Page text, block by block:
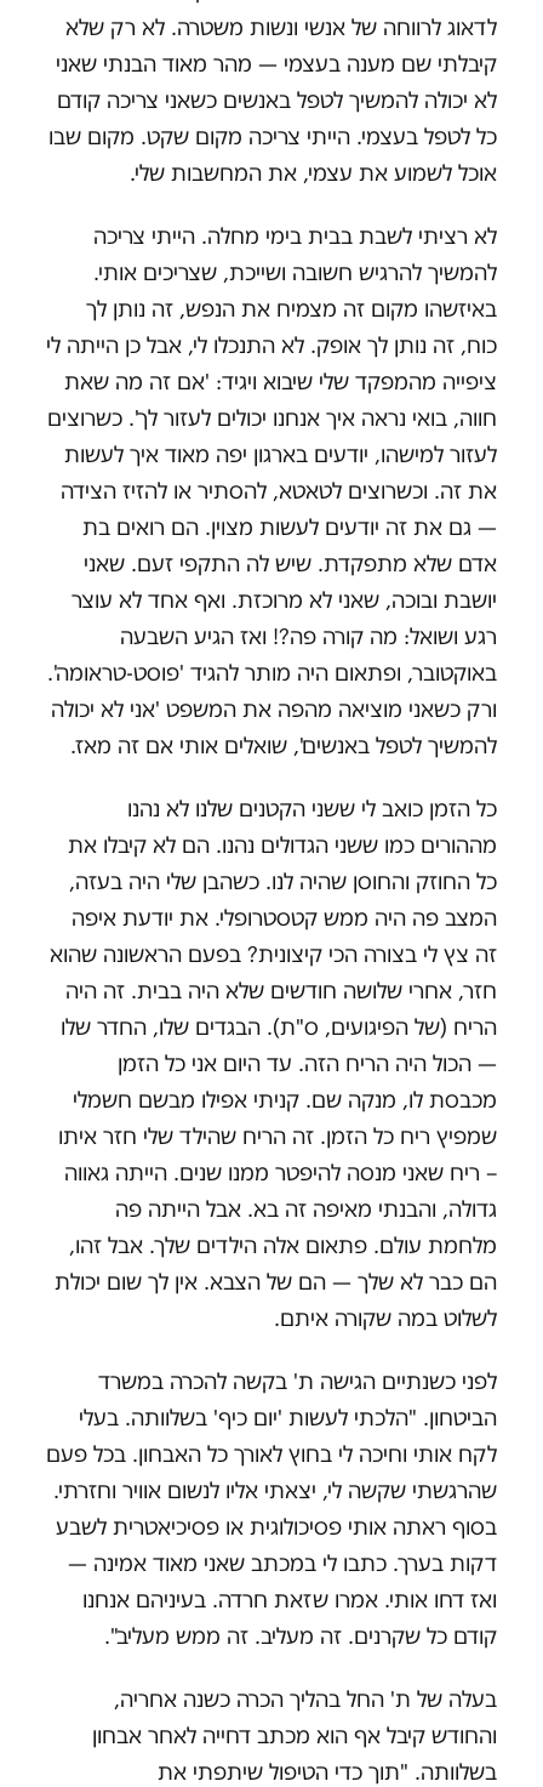
לדאוג לרווחה של אנשי ונשות משטרה. לא רק שלא
קיבלתי שם מענה בעצמי — מהר מאוד הבנתי שאני
לא יכולה להמשיך לטפל באנשים כשאני צריכה קודם
כל לטפל בעצמי. הייתי צריכה מקום שקט. מקום שבו
אוכל לשמוע את עצמי, את המחשבות שלי.
לא רציתי לשבת בבית בימי מחלה. הייתי צריכה
להמשיך להרגיש חשובה ושייכת, שצריכים אותי.
באיזשהו מקום זה מצמיח את הנפש, זה נותן לך
כוח, זה נותן לך אופק. לא התנכלו לי, אבל כן הייתה לי
ציפייה מהמפקד שלי שיבוא ויגיד: 'אם זה מה שאת
חווה, בואי נראה איך אנחנו יכולים לעזור לך'. כשרוצים
לעזור למישהו, יודעים בארגון יפה מאוד איך לעשות
את זה. וכשרוצים לטאטא, להסתיר או להזיז הצידה
— גם את זה יודעים לעשות מצוין. הם רואים בת
אדם שלא מתפקדת. שיש לה התקפי זעם. שאני
יושבת ובוכה, שאני לא מרוכזת. ואף אחד לא עוצר
רגע ושואל: מה קורה פה?! ואז הגיע השבעה
באוקטובר, ופתאום היה מותר להגיד 'פוסט-טראומה'.
ורק כשאני מוציאה מהפה את המשפט 'אני לא יכולה
להמשיך לטפל באנשים', שואלים אותי אם זה מאז.
כל הזמן כואב לי ששני הקטנים שלנו לא נהנו
מההורים כמו ששני הגדולים נהנו. הם לא קיבלו את
כל החוזק והחוסן שהיה לנו. כשהבן שלי היה בעזה,
המצב פה היה ממש קטסטרופלי. את יודעת איפה
זה צץ לי בצורה הכי קיצונית? בפעם הראשונה שהוא
חזר, אחרי שלושה חודשים שלא היה בבית. זה היה
הריח (של הפיגועים, ס"ת). הבגדים שלו, החדר שלו
— הכול היה הריח הזה. עד היום אני כל הזמן
מכבסת לו, מנקה שם. קניתי אפילו מבשם חשמלי
שמפיץ ריח כל הזמן. זה הריח שהילד שלי חזר איתו
– ריח שאני מנסה להיפטר ממנו שנים. הייתה גאווה
גדולה, והבנתי מאיפה זה בא. אבל הייתה פה
מלחמת עולם. פתאום אלה הילדים שלך. אבל זהו,
הם כבר לא שלך — הם של הצבא. אין לך שום יכולת
לשלוט במה שקורה איתם.
לפני כשנתיים הגישה ת' בקשה להכרה במשרד
הביטחון. "הלכתי לעשות 'יום כיף' בשלוותה. בעלי
לקח אותי וחיכה לי בחוץ לאורך כל האבחון. בכל פעם
שהרגשתי שקשה לי, יצאתי אליו לנשום אוויר וחזרתי.
בסוף ראתה אותי פסיכולוגית או פסיכיאטרית לשבע
דקות בערך. כתבו לי במכתב שאני מאוד אמינה —
ואז דחו אותי. אמרו שזאת חרדה. בעיניהם אנחנו
קודם כל שקרנים. זה מעליב. זה ממש מעליב".
בעלה של ת' החל בהליך הכרה כשנה אחריה,
והחודש קיבל אף הוא מכתב דחייה לאחר אבחון
בשלוותה. "תוך כדי הטיפול שיתפתי את